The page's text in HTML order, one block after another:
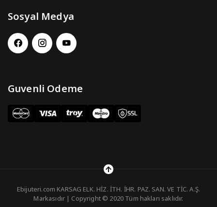
Sosyal Medya
Guvenli Odeme
Ebijuteri.com KARSAG ELK. HİZ. İTH. İHR. PAZ. SAN. VE TİC. A.Ş.
Markasıdır | Copyright © 2020 Tüm hakları saklıdır.